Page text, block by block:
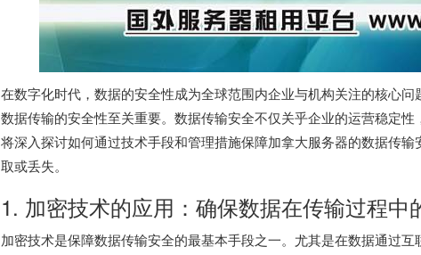
在数字化时代，数据的安全性成为全球范围内企业与机构关注的核心
数据传输的安全性至关重要。数据传输安全不仅关乎企业的运营稳定
将深入探讨如何通过技术手段和管理措施保障加拿大服务器的数据传
取或丢失。
1. 加密技术的应用：确保数据在传输过程中
加密技术是保障数据传输安全的最基本手段之一。尤其是在数据通过